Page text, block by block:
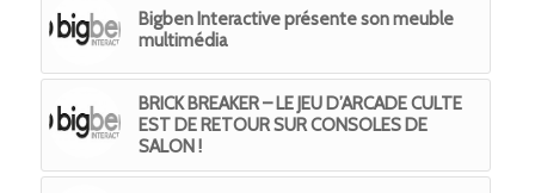
Bigben Interactive présente son meuble
multimédia
BRICK BREAKER – LE JEU D’ARCADE CULTE
EST DE RETOUR SUR CONSOLES DE
SALON !